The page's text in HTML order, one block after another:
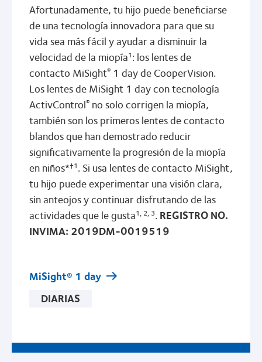
Afortunadamente, tu hijo puede beneficiarse
de una tecnología innovadora para que su
vida sea más fácil y ayudar a disminuir la
velocidad de la miopía1: los lentes de
contacto MiSight® 1 day de CooperVision.
Los lentes de MiSight 1 day con tecnología
ActivControl® no solo corrigen la miopía,
también son los primeros lentes de contacto
blandos que han demostrado reducir
significativamente la progresión de la miopía
en niños*†1. Si usa lentes de contacto MiSight,
tu hijo puede experimentar una visión clara,
sin anteojos y continuar disfrutando de las
actividades que le gusta1, 2, 3. REGISTRO NO.
INVIMA: 2019DM-0019519
MiSight® 1 day
DIARIAS